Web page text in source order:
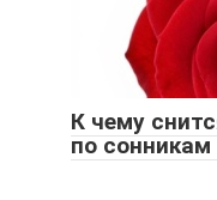
К чему
по